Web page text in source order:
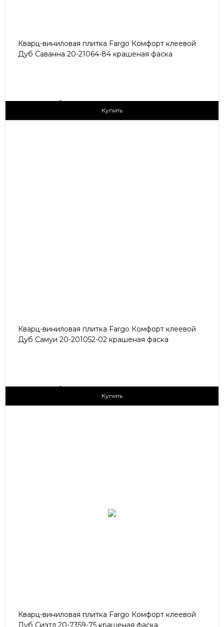
Кварц-виниловая плитка Fargo Комфорт клеевой
Дуб Саванна 20-21064-84 крашеная фаска
2
Купить
Кварц-виниловая плитка Fargo Комфорт клеевой
Дуб Самуи 20-201052-02 крашеная фаска
2
Купить
Кварц-виниловая плитка Fargo Комфорт клеевой
Дуб Сиэтл 20-7359-75 крашеная фаска